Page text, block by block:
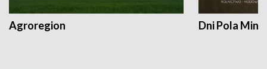
Agroregion Dni Pola